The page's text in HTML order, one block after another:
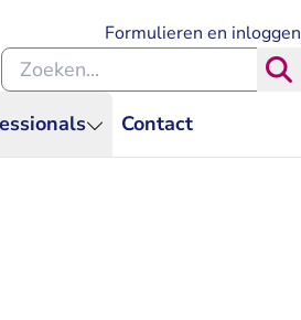
Contact
Formulieren en inloggen
Zoeken binnen de Rechtspraak